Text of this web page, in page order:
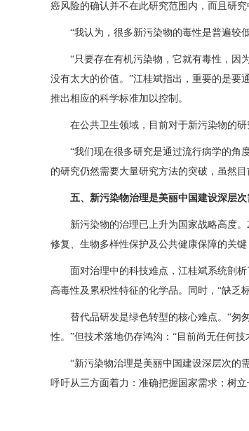
癌风险的确认并不在此研究范围内，而且研
“我认为，很多新污染物的毒性是普遍较
“只要存在有机污染物，它就有毒性，因
没有太大的价值。”江桂斌指出，重要的是要
推出相应的科学标准加以控制。
在公共卫生领域，目前对于新污染物的
“我们现在很多研究是通过流行病学的角
的研究仍然需要大量研究方法的突破，虽然
五、新污染物治理是美丽中国建设深层次
新污染物的治理已上升为国家战略高度
修复、生物多样性保护及公共健康保障的关
面对治理中的科技难点，江桂斌系统剖
高毒性及累积性特征的化学品。同时，“缺乏
替代品研发是绿色转型的核心难点。“匆
性。”但技术落地仍存鸿沟：“目前尚无任何
“新污染物治理是美丽中国建设深层次的
呼吁从三方面着力：准确把握国家需求；树